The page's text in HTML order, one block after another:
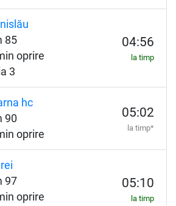
85
oprire
3
04:56
la timp
hc
90
oprire
05:02
la timp*
97
oprire
05:10
la timp